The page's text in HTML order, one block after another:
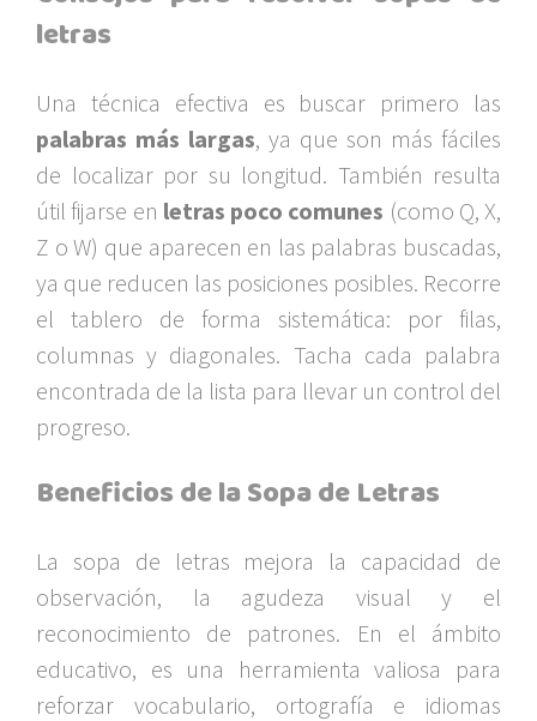
letras
Una técnica efectiva es buscar primero las
palabras más largas, ya que son más fáciles
de localizar por su longitud. También resulta
útil fijarse en letras poco comunes (como Q, X,
Z o W) que aparecen en las palabras buscadas,
ya que reducen las posiciones posibles. Recorre
el tablero de forma sistemática: por filas,
columnas y diagonales. Tacha cada palabra
encontrada de la lista para llevar un control del
progreso.
Beneficios de la Sopa de Letras
La sopa de letras mejora la capacidad de
observación, la agudeza visual y el
reconocimiento de patrones. En el ámbito
educativo, es una herramienta valiosa para
reforzar vocabulario, ortografía e idiomas